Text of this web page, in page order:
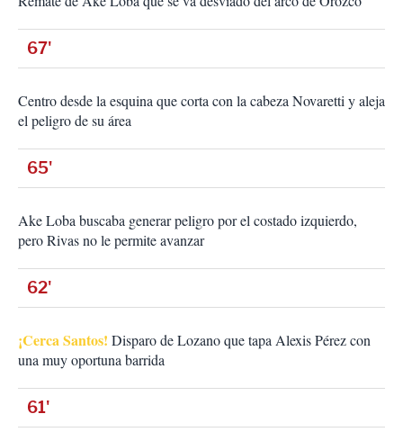
67'
Centro desde la esquina que corta con la cabeza Novaretti y aleja
el peligro de su área
65'
Ake Loba buscaba generar peligro por el costado izquierdo,
pero Rivas no le permite avanzar
62'
¡Cerca Santos! Disparo de Lozano que tapa Alexis Pérez con
una muy oportuna barrida
61'